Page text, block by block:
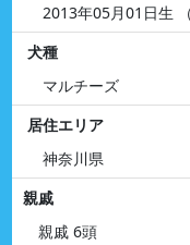
2013年05月01日生
犬種
マルチーズ
居住エリア
神奈川県
親戚
親戚 6頭